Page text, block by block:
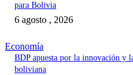
para Bolivia
6 agosto , 2026
Economía
BDP apuesta por la innovación y
boliviana